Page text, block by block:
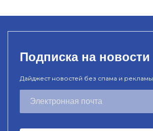
Подписка на новости
Дайджест новостей без спама и рекламы